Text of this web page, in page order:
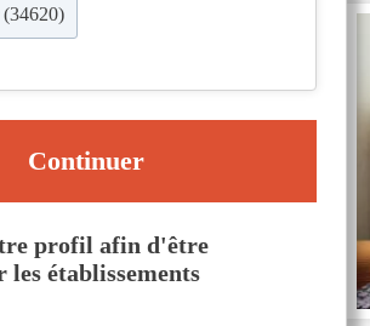
(34620)
Continuer
profil afin d'être
les établissements